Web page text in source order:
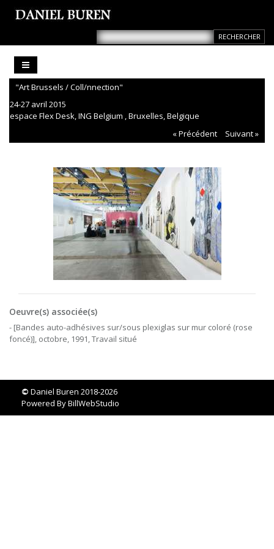
"Art Brussels / Coll/nnection"
24-27 avril 2015
espace Flex Desk, ING Belgium , Bruxelles, Belgique
« Précédent
Suivant »
Oeuvre(s) associée(s)
- [Bandes auto-adhésives sur/sous plexiglas sur mur coloré (rose
foncé)], octobre, 1991, Travail situé
© Daniel Buren 2018-2026
Powered ByBillWebStudio